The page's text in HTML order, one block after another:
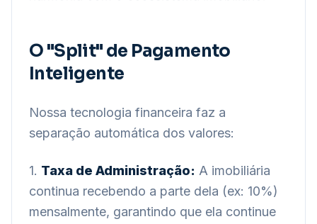
O "Split" de Pagamento
Inteligente
Nossa tecnologia financeira faz a
separação automática dos valores:
1. Taxa de Administração: A imobiliária
continua recebendo a parte dela (ex: 10%)
mensalmente, garantindo que ela continue